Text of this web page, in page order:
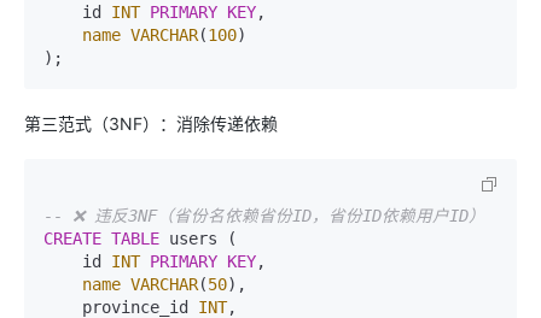
    id
INT PRIMARY KEY,
name VARCHAR(100)
第三范式（3NF）：消除传递依赖
-- ❌ 违反3NF（省份名依赖省份ID，省份ID依赖用户ID）
CREATE TABLE users (
    id
INT PRIMARY KEY,
name VARCHAR(50),
    province_id
INT,